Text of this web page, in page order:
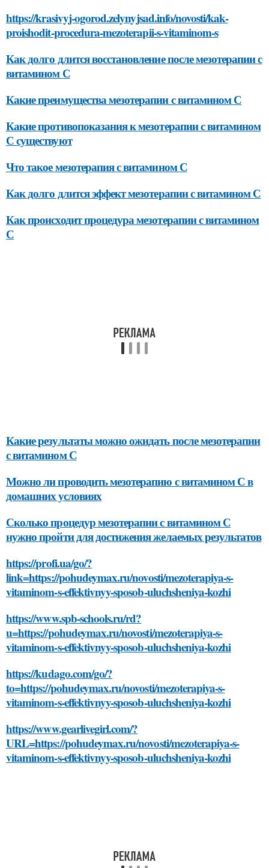
https://krasivyj-ogorod.zelynyjsad.info/novosti/kak-
proishodit-procedura-mezoterapii-s-vitaminom-s
Как долго длится восстановление после мезотерапии с
витамином С
Какие преимущества мезотерапии с витамином С
Какие противопоказания к мезотерапии с витамином
С существуют
Что такое мезотерапия с витамином С
Как долго длится эффект мезотерапии с витамином С
Как происходит процедура мезотерапии с витамином
С
Какие результаты можно ожидать после мезотерапии
с витамином С
Можно ли проводить мезотерапию с витамином С в
домашних условиях
Сколько процедур мезотерапии с витамином С
нужно пройти для достижения желаемых результатов
https://profi.ua/go/?
link=https://pohudeymax.ru/novosti/mezoterapiya-s-
vitaminom-s-effektivnyy-sposob-uluchsheniya-kozhi
https://www.spb-schools.ru/rd?
u=https://pohudeymax.ru/novosti/mezoterapiya-s-
vitaminom-s-effektivnyy-sposob-uluchsheniya-kozhi
https://kudago.com/go/?
to=https://pohudeymax.ru/novosti/mezoterapiya-s-
vitaminom-s-effektivnyy-sposob-uluchsheniya-kozhi
https://www.gearlivegirl.com/?
URL=https://pohudeymax.ru/novosti/mezoterapiya-s-
vitaminom-s-effektivnyy-sposob-uluchsheniya-kozhi